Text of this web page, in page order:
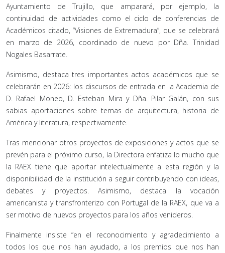
Ayuntamiento de Trujillo, que amparará, por ejemplo, la
continuidad de actividades como el ciclo de conferencias de
Académicos citado, “Visiones de Extremadura”, que se celebrará
en marzo de 2026, coordinado de nuevo por Dña. Trinidad
Nogales Basarrate.
Asimismo, destaca tres importantes actos académicos que se
celebrarán en 2026: los discursos de entrada en la Academia de
D. Rafael Moneo, D. Esteban Mira y Dña. Pilar Galán, con sus
sabias aportaciones sobre temas de arquitectura, historia de
América y literatura, respectivamente.
Tras mencionar otros proyectos de exposiciones y actos que se
prevén para el próximo curso, la Directora enfatiza lo mucho que
la RAEX tiene que aportar intelectualmente a esta región y la
disponibilidad de la institución a seguir contribuyendo con ideas,
debates y proyectos. Asimismo, destaca la vocación
americanista y transfronterizo con Portugal de la RAEX, que va a
ser motivo de nuevos proyectos para los años venideros.
Finalmente insiste “en el reconocimiento y agradecimiento a
todos los que nos han ayudado, a los premios que nos han